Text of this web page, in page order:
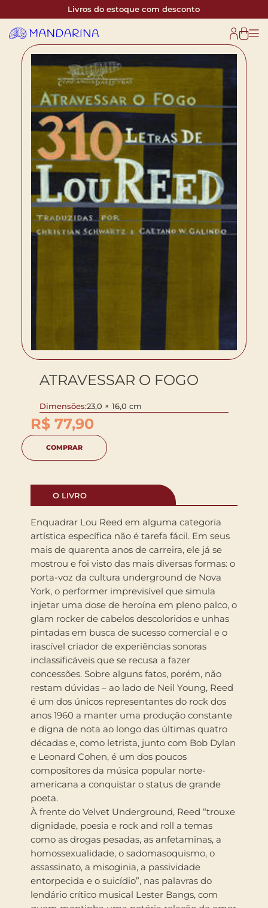
Livros do estoque com desconto
ATRAVESSAR O FOGO
Dimensões:23,0 × 16,0 cm
R$ 77,90
COMPRAR
O LIVRO
Enquadrar Lou Reed em alguma categoria
artística específica não é tarefa fácil. Em seus
mais de quarenta anos de carreira, ele já se
mostrou e foi visto das mais diversas formas: o
porta-voz da cultura underground de Nova
York, o performer imprevisível que simula
injetar uma dose de heroína em pleno palco, o
glam rocker de cabelos descoloridos e unhas
pintadas em busca de sucesso comercial e o
irascível criador de experiências sonoras
inclassificáveis que se recusa a fazer
concessões. Sobre alguns fatos, porém, não
restam dúvidas – ao lado de Neil Young, Reed
é um dos únicos representantes do rock dos
anos 1960 a manter uma produção constante
e digna de nota ao longo das últimas quatro
décadas e, como letrista, junto com Bob Dylan
e Leonard Cohen, é um dos poucos
compositores da música popular norte-
americana a conquistar o status de grande
poeta.
À frente do Velvet Underground, Reed “trouxe
dignidade, poesia e rock and roll a temas
como as drogas pesadas, as anfetaminas, a
homossexualidade, o sadomasoquismo, o
assassinato, a misoginia, a passividade
entorpecida e o suicídio”, nas palavras do
lendário crítico musical Lester Bangs, com